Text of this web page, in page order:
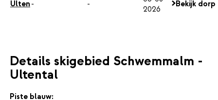
Ulten - -
2026
Bekijk dorp
Details skigebied Schwemmalm -
Ultental
Piste blauw: